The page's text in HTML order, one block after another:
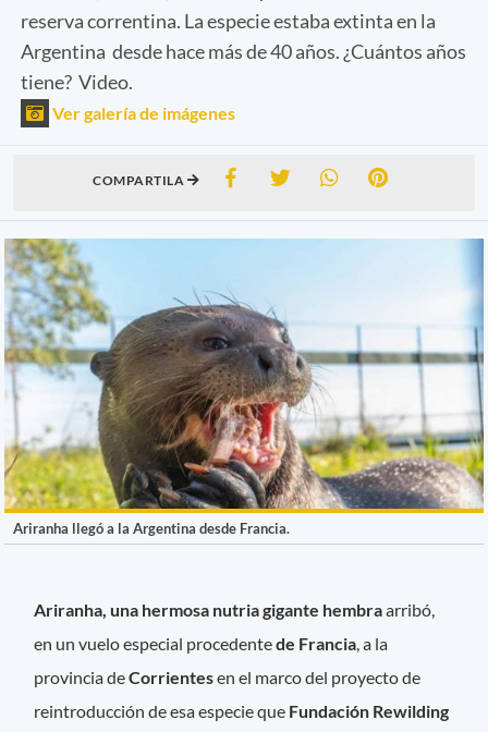
reserva correntina. La especie estaba extinta en la
Argentina desde hace más de 40 años. ¿Cuántos años
tiene? Video.
Ver galería de imágenes
COMPARTILA
Ariranha llegó a la Argentina desde Francia.
Ariranha, una hermosa nutria gigante hembraarribó,
en un vuelo especial procedentede Francia , a la
provincia deCorrientesen el marco del proyecto de
reintroducción de esa especie que Fundación Rewilding